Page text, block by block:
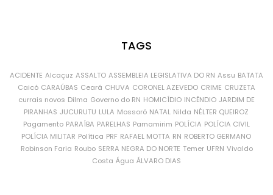
TAGS
ACIDENTE Alcaçuz ASSALTO ASSEMBLEIA LEGISLATIVA DO RN Assu BATATA
Caicó CARAÚBAS Ceará CHUVA CORONEL AZEVEDO CRIME CRUZETA
currais novos Dilma Governo do RN HOMICÍDIO INCÊNDIO JARDIM DE
PIRANHAS JUCURUTU LULA Mossoró NATAL Nilda NÉLTER QUEIROZ
Pagamento PARAÍBA PARELHAS Parnamirim POLÍCIA POLÍCIA CIVIL
POLÍCIA MILITAR Política PRF RAFAEL MOTTA RN ROBERTO GERMANO
Robinson Faria Roubo SERRA NEGRA DO NORTE Temer UFRN Vivaldo
Costa Água ÁLVARO DIAS